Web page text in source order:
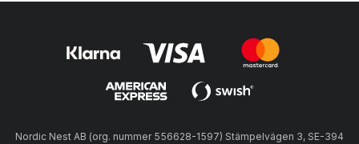
Nordic Nest AB (org. nummer 556628-1597) Stämpelvägen 3, SE-394